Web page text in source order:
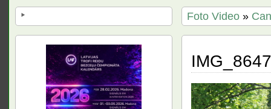
Foto Video»
IMG_8647